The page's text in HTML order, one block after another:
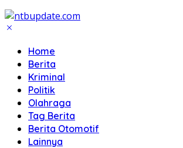
Home
Berita
Kriminal
Politik
Olahraga
Tag Berita
Berita Otomotif
Lainnya